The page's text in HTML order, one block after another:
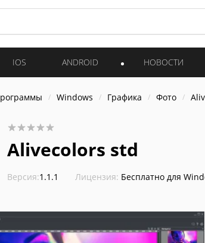
IOS ANDROID НОВОСТИ
Windows Графика Фото
Alivecolors std
Версия:1.1.1 Лицензия: Бесплатно для